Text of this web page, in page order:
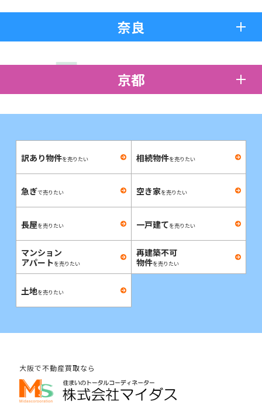
奈良
京都
訳あり物件を売りたい 相続物件を売りたい
急ぎで売りたい 空き家を売りたい
長屋を売りたい 一戸建てを売りたい
マンション
アパートを売りたい
再建築不可
物件を売りたい
土地を売りたい
大阪で不動産買取なら